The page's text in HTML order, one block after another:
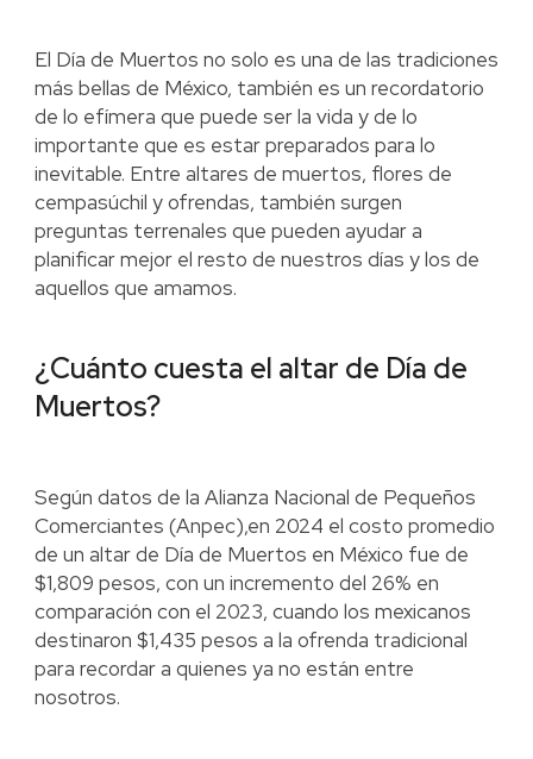
El Día de Muertos no solo es una de las tradiciones
más bellas de México, también es un recordatorio
de lo efímera que puede ser la vida y de lo
importante que es estar preparados para lo
inevitable. Entre altares de muertos, flores de
cempasúchil y ofrendas, también surgen
preguntas terrenales que pueden ayudar a
planificar mejor el resto de nuestros días y los de
aquellos que amamos.
¿Cuánto cuesta el altar de Día de
Muertos?
Según datos de la Alianza Nacional de Pequeños
Comerciantes (Anpec),en 2024 el costo promedio
de un altar de Día de Muertos en México fue de
$1,809 pesos, con un incremento del 26% en
comparación con el 2023, cuando los mexicanos
destinaron $1,435 pesos a la ofrenda tradicional
para recordar a quienes ya no están entre
nosotros.